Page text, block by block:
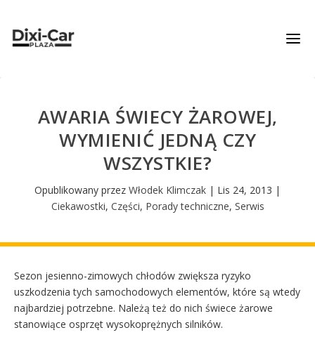
AWARIA ŚWIECY ŻAROWEJ,
WYMIENIĆ JEDNĄ CZY
WSZYSTKIE?
Opublikowany przez Włodek Klimczak | Lis 24, 2013 |
Ciekawostki, Części, Porady techniczne, Serwis
Sezon jesienno-zimowych chłodów zwiększa ryzyko
uszkodzenia tych samochodowych elementów, które są wtedy
najbardziej potrzebne. Należą też do nich świece żarowe
stanowiące osprzęt wysokoprężnych silników.